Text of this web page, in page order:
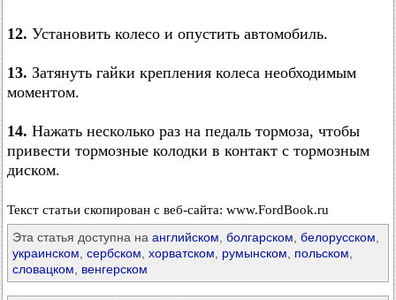
12. Установить колесо и опустить автомобиль.
13. Затянуть гайки крепления колеса необходимым
моментом.
14. Нажать несколько раз на педаль тормоза, чтобы
привести тормозные колодки в контакт с тормозным
диском.
Текст статьи скопирован с веб-сайта: www.FordBook.ru
Эта статья доступна на английском болгарском белорусском
украинском сербском хорватском румынском польском
словацком
венгерском